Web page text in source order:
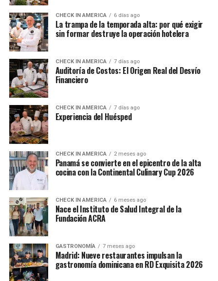
CHECK IN AMERICA 6 días ago
La trampa de la temporada alta: por qué exigir
sin formar destruye la operación hotelera
CHECK IN AMERICA 7 días ago
Auditoría de Costos: El Origen Real del Desvío
Financiero
CHECK IN AMERICA 7 días ago
Experiencia del Huésped
CHECK IN AMERICA 2 meses ago
Panamá se convierte en el epicentro de la alta
cocina con la Continental Culinary Cup 2026
CHECK IN AMERICA 6 meses ago
Nace el Instituto de Salud Integral de la
Fundación ACRA
GASTRONOMÍA 7 meses ago
Madrid: Nueve restaurantes impulsan la
gastronomía dominicana en RD Exquisita 2026